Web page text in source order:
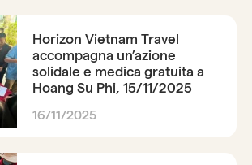
Horizon Vietnam Travel
accompagna un’azione
solidale e medica gratuita a
Hoang Su Phi, 15/11/2025
16/11/2025